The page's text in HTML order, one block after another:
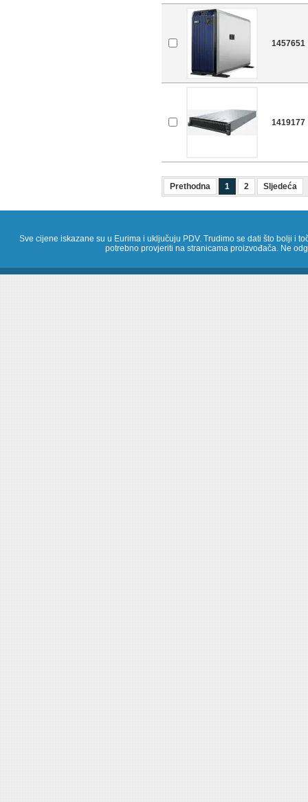
1457651
1419177
Prethodna 1 2 Sljedeća
Sve cijene iskazane su u Eurima i uključuju PDV. Trudimo se dati što bolji i
potrebno provjeriti na stranicama proizvođača. Ne